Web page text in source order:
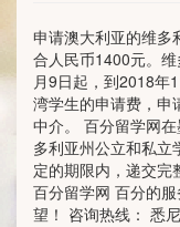
申请澳大利亚的维多
合人民币1400元。
月9日起，到2018年
湾学生的申请费，申
中介。 百分留学网
多利亚州公立和私立
定的期限内，递交完
百分留学网 百分的
望！ 咨询热线： 悉